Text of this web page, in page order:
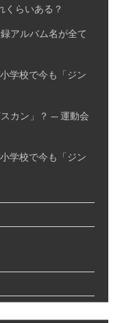
くらいある？
アルバム名が全て
学校で今も「ジン
カン」？ — 運動会
学校で今も「ジン